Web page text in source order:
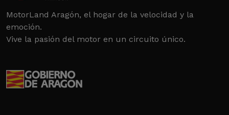
MotorLand Aragón, el hogar de la velocidad y la
emoción.
Vive la pasión del motor en un circuito único.